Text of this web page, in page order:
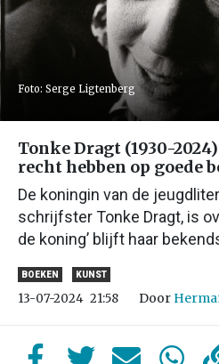
Foto: Serge Ligtenberg
Tonke Dragt (1930-
recht hebben op goede
De koningin van de
schrijfster Tonke Dragt, is
de koning’ blijft haar
BOEKEN KUNST
13-07-2024 21:58 Door